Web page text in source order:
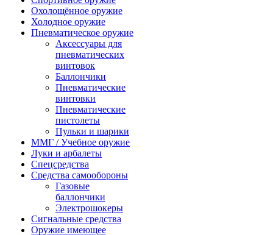
Охолощённое оружие
Холодное оружие
Пневматическое оружие
Аксессуары для
пневматических
винтовок
Баллончики
Пневматические
винтовки
Пневматические
пистолеты
Пульки и шарики
ММГ / Учебное оружие
Луки и арбалеты
Спецсредства
Средства самообороны
Газовые
баллончики
Электрошокеры
Сигнальные средства
Оружие имеющее